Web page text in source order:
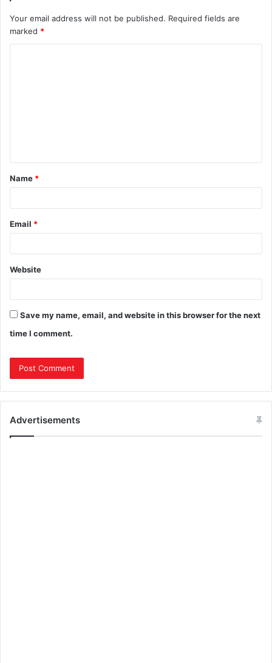
Your email address will not be published. Required fields are
marked *
Name *
Email *
Website
Save my name, email, and website in this browser for the next
time I comment.
Advertisements